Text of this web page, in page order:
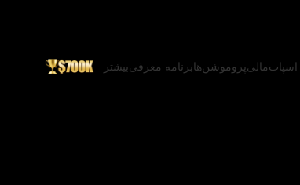
اسپاتمالیپروموشن‌هابرنامه معرفیبیشتر